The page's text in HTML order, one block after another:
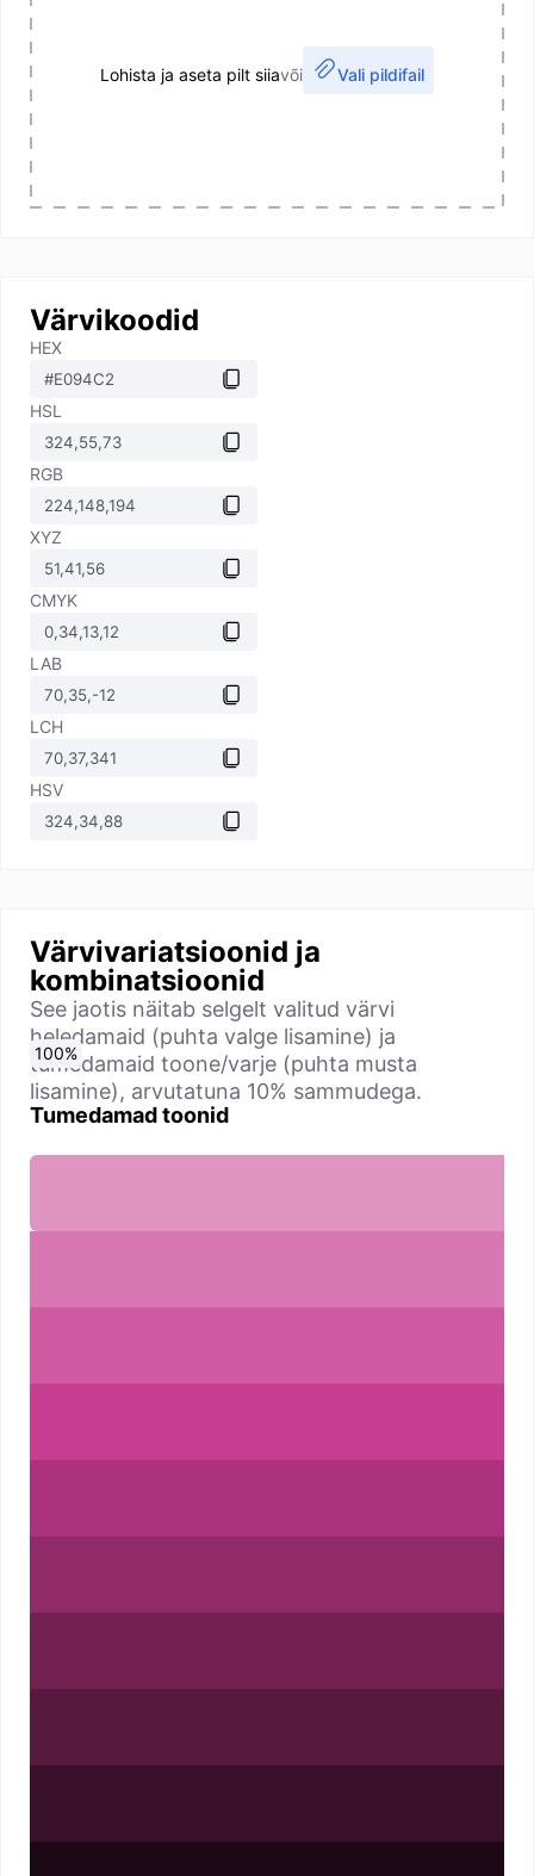
Lohista ja aseta pilt siiavõi Vali pildifail
Värvikoodid
HEX
HSL
RGB
XYZ
CMYK
LAB
LCH
HSV
Värvivariatsioonid ja
kombinatsioonid
See jaotis näitab selgelt valitud värvi
heledamaid (puhta valge lisamine) ja
tumedamaid toone/varje (puhta musta
lisamine), arvutatuna 10% sammudega.
Tumedamad toonid
0%
10%
20%
30%
40%
50%
60%
70%
80%
90%
100%